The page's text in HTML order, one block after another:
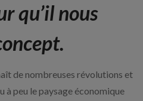
qu’il nous
de nombreuses révolutions et
peu le paysage économique